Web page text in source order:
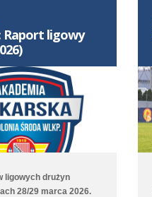
Raport ligowy
ligowych drużyn
28/29 marca 2026.